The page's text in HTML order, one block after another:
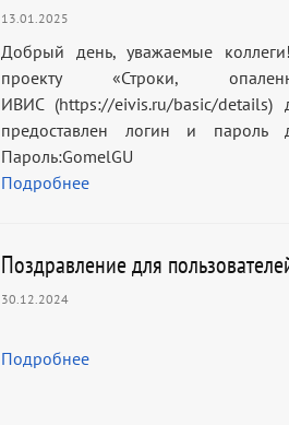
13.01.2025
Добрый день, уважаемые
проекту «Строки,
ИВИС (https://eivis.ru/basic/details)
предоставлен логин и пароль
Пароль:GomelGU
Подробнее
Поздравление для
30.12.2024
Подробнее